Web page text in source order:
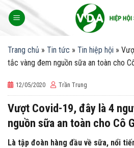
Trang chủ » Tin tức » Tin hiệp hội »
tắc vàng đem nguồn sữa an toàn cho
12/05/2020 Trần Trung
Vượt Covid-19, đây là 4
nguồn sữa an toàn cho Cô
Là tập đoàn hàng đầu về sữa, nổi